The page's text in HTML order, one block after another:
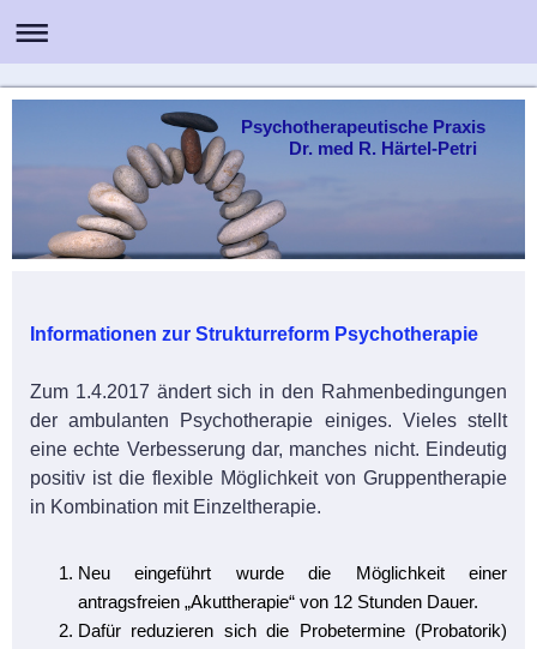
Psychotherapeutische Praxis
Dr. med R. Härtel-Petri
Informationen zur Strukturreform Psychotherapie
Zum 1.4.2017 ändert sich in den Rahmenbedingungen
der ambulanten Psychotherapie einiges. Vieles stellt
eine echte Verbesserung dar, manches nicht. Eindeutig
positiv ist die flexible Möglichkeit von Gruppentherapie
in Kombination mit Einzeltherapie.
Neu eingeführt wurde die Möglichkeit einer
antragsfreien „Akuttherapie“ von 12 Stunden Dauer.
Dafür reduzieren sich die Probetermine (Probatorik)